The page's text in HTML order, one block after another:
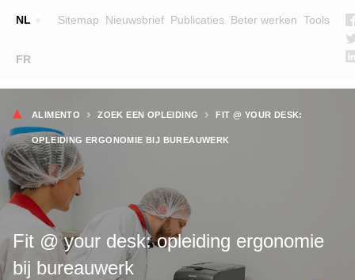
NL
FR
Sitemap Nieuwsbrief Publicaties Beter werken Tools
Main
navigation
LESGEVERS
WIE ZIJN WE
TEAM
CONTACT
Kruimelpad
ALIMENTO ZOEK EEN OPLEIDING FIT @ YOUR DESK:
OPLEIDING ERGONOMIE BIJ BUREAUWERK
Fit @ your desk: opleiding ergonomie
bij bureauwerk